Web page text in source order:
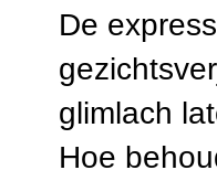
De
glimlach
Hoe